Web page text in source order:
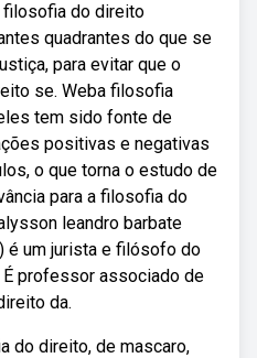
filosofia do direito
quadrantes do que se
para evitar que o
se. Weba filosofia
tem sido fonte de
positivas e negativas
o que torna o estudo de
para a filosofia do
leandro barbate
é um jurista e filósofo do
professor associado de
da.
do direito, de mascaro,